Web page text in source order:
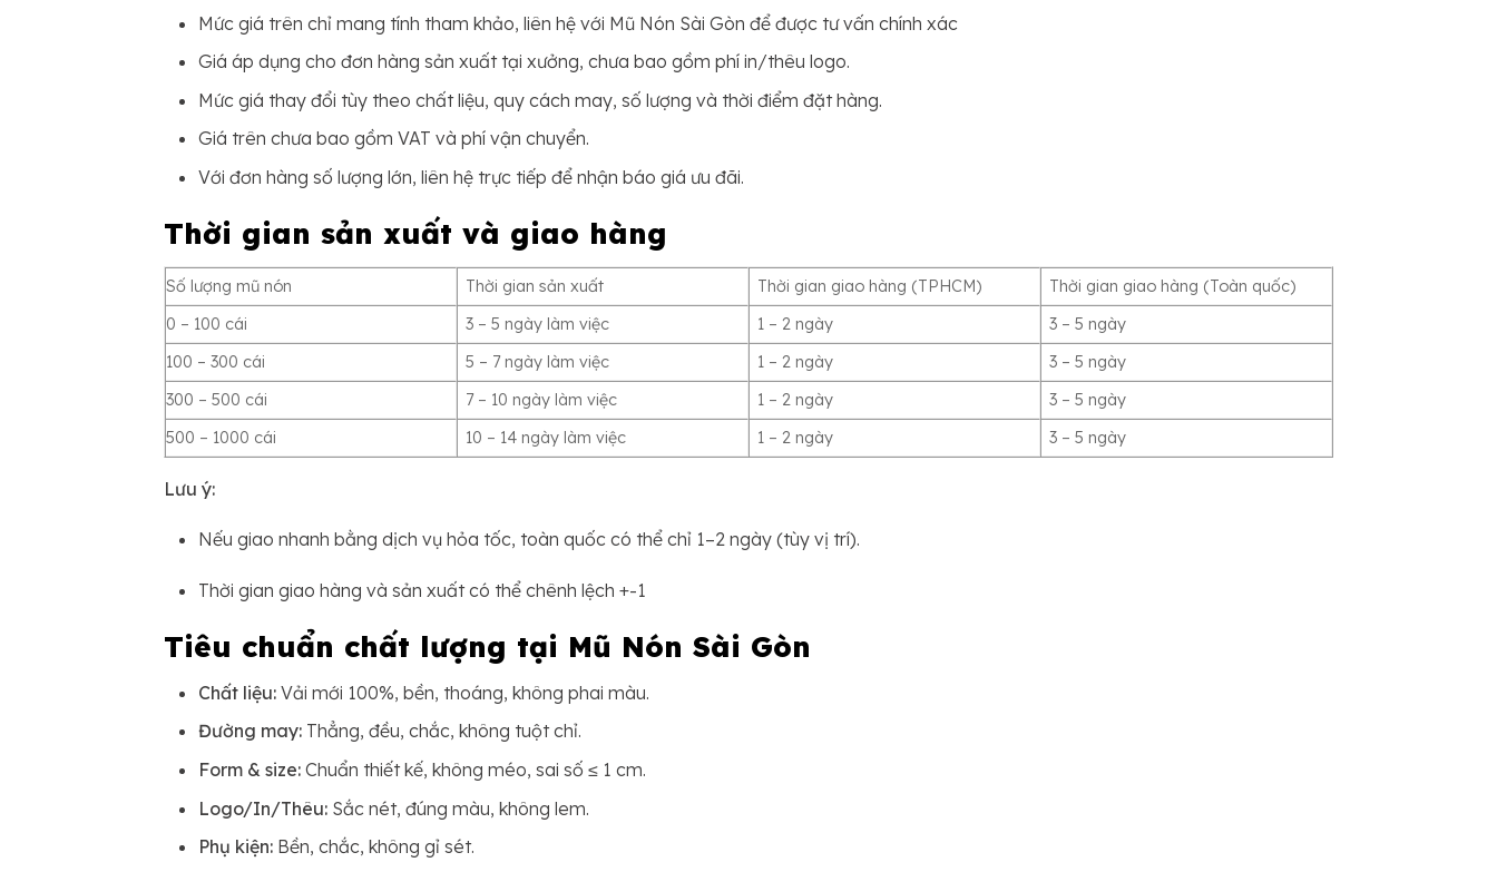
Mức giá trên chỉ mang tính tham khảo, liên hệ với Mũ Nón Sài Gòn để được tư vấn chính xác
Giá áp dụng cho đơn hàng sản xuất tại xưởng, chưa bao gồm phí in/thêu logo.
Mức giá thay đổi tùy theo chất liệu, quy cách may, số lượng và thời điểm đặt hàng.
Giá trên chưa bao gồm VAT và phí vận chuyển.
Với đơn hàng số lượng lớn, liên hệ trực tiếp để nhận báo giá ưu đãi.
Thời gian sản xuất và giao hàng
Số lượng mũ nón Thời gian sản xuất Thời gian giao hàng (TPHCM)
Thời gian giao hàng (Toàn quốc)
0 – 100 cái
3 – 5 ngày làm việc 1 – 2 ngày
3 – 5 ngày
100 – 300 cái
5 – 7 ngày làm việc 1 – 2 ngày
3 – 5 ngày
300 – 500 cái
7 – 10 ngày làm việc 1 – 2 ngày
3 – 5 ngày
500 – 1000 cái
10 – 14 ngày làm việc 1 – 2 ngày 3 – 5 ngày
Lưu ý:
Nếu giao nhanh bằng dịch vụ hỏa tốc, toàn quốc có thể chỉ 1–2 ngày (tùy vị trí).
Thời gian giao hàng và sản xuất có thể chênh lệch +-1
Tiêu chuẩn chất lượng tại Mũ Nón Sài Gòn
Chất liệu:Vải mới 100%, bền, thoáng, không phai màu.
Đường may:Thẳng, đều, chắc, không tuột chỉ.
Form & size:Chuẩn thiết kế, không méo, sai số ≤ 1 cm.
Logo/In/Thêu:Sắc nét, đúng màu, không lem.
Phụ kiện:Bền, chắc, không gỉ sét.